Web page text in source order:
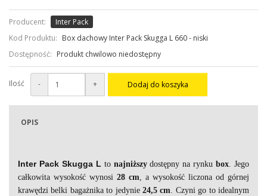
Producent:
Inter Pack
Kod Produktu: Box dachowy Inter Pack Skugga L 660 - niski
Dostępność: Produkt chwilowo niedostępny
Ilość - + Dodaj do koszyka
OPIS
Inter Pack Skugga L to najniższy dostępny na rynku box . Jego
całkowita wysokość wynosi 28 cm , a wysokość liczona od górnej
krawędzi belki bagażnika to jedynie 24,5 cm . Czyni go to idealnym